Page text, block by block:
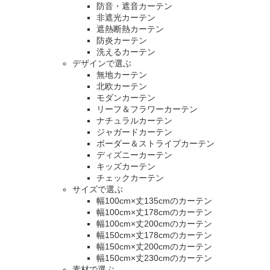
防音・遮音カーテン
非遮光カーテン
遮熱断熱カーテン
防炎カーテン
洗えるカーテン
デザインで選ぶ
無地カーテン
北欧カーテン
モダンカーテン
リーフ＆フラワーカーテン
ナチュラルカーテン
ジャガードカーテン
ボーダー＆ストライプカーテン
ディズニーカーテン
キッズカーテン
チェックカーテン
サイズで選ぶ
幅100cm×丈135cmのカーテン
幅100cm×丈178cmのカーテン
幅100cm×丈200cmのカーテン
幅150cm×丈178cmのカーテン
幅150cm×丈200cmのカーテン
幅150cm×丈230cmのカーテン